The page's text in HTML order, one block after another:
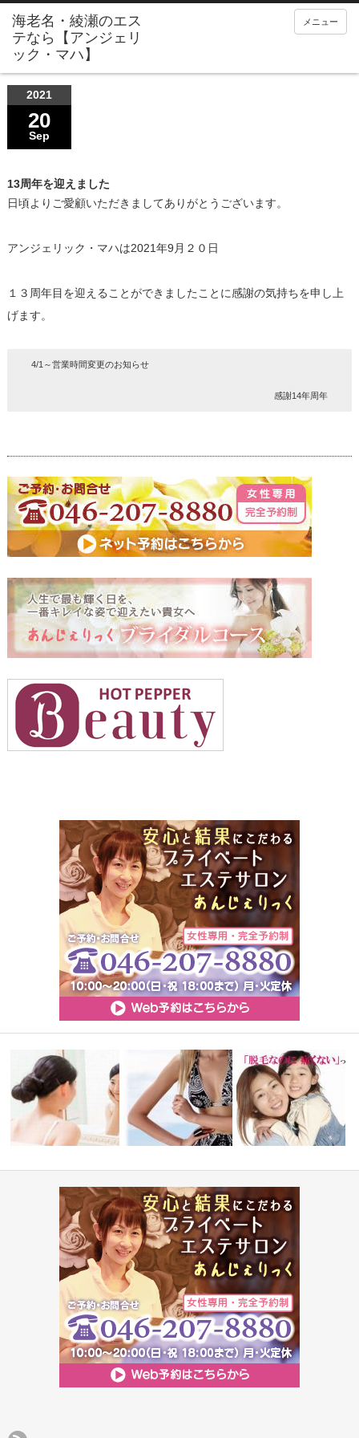
メニュー
2021
20
Sep
13周年を迎えました
日頃よりご愛顧いただきましてありがとうございます。
アンジェリック・マハは2021年9月２０日
１３周年目を迎えることができましたことに感謝の気持ちを申し上
げます。
4/1～営業時間変更のお知らせ
感謝14年周年
酸素のチカラで潤肌＆魅せ肌
顔筋小顔ト…
高速脱毛スタート♪
キッズ脱毛（保護者の方
験付！）